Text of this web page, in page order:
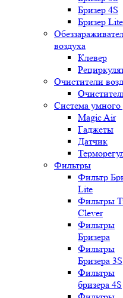
Бризер 4S
Бризер Lite
воздуха
Клевер
Очистители
Система умного
Magic Air
Гаджеты
Датчик
Фильтры
Фильтр
Lite
Фильтры
Clever
Фильтры
Бризера
Фильтры
Бризера 3S
Фильтры
бризера 4S